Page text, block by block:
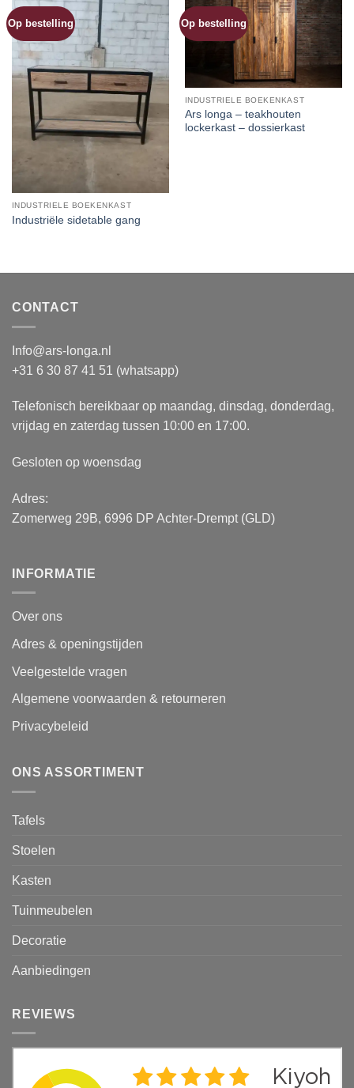
Op bestelling
INDUSTRIELE BOEKENKAST
Industriële sidetable gang
Op bestelling
INDUSTRIELE BOEKENKAST
Ars longa – teakhouten
lockerkast – dossierkast
CONTACT
Info@ars-longa.nl
+31 6 30 87 41 51 (whatsapp)
Telefonisch bereikbaar op maandag, dinsdag, donderdag,
vrijdag en zaterdag tussen 10:00 en 17:00.
Gesloten op woensdag
Adres:
Zomerweg 29B, 6996 DP Achter-Drempt (GLD)
INFORMATIE
Over ons
Adres & openingstijden
Veelgestelde vragen
Algemene voorwaarden & retourneren
Privacybeleid
ONS ASSORTIMENT
Tafels
Stoelen
Kasten
Tuinmeubelen
Decoratie
Aanbiedingen
REVIEWS